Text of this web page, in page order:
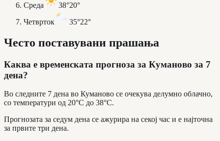
Среда
38°20°
Четврток
35°22°
Често поставувани прашања
Каква е временската прогноза за Куманово за 7
дена?
Во следните 7 дена во Куманово се очекува делумно облачно,
со температури од 20°C до 38°C.
Прогнозата за седум дена се ажурира на секој час и е најточна
за првите три дена.